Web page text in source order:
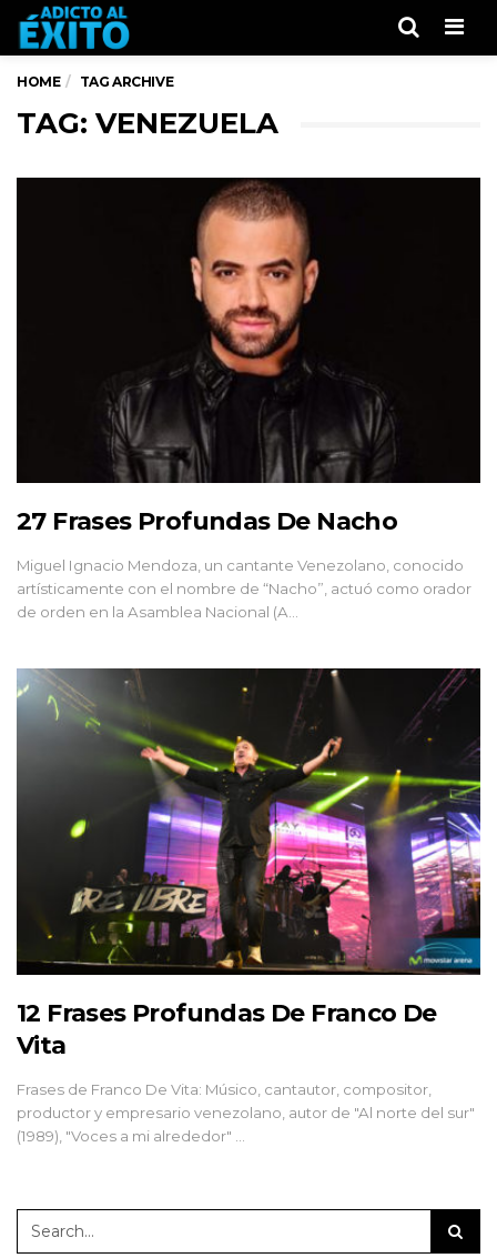
HOME TAG ARCHIVE
TAG: VENEZUELA
27 Frases Profundas De Nacho
Miguel Ignacio Mendoza, un cantante Venezolano, conocido
artísticamente con el nombre de “Nacho”, actuó como orador
de orden en la Asamblea Nacional (A…
12 Frases Profundas De Franco De
Vita
Frases de Franco De Vita: Músico, cantautor, compositor,
productor y empresario venezolano, autor de "Al norte del sur"
(1989), "Voces a mi alrededor" …